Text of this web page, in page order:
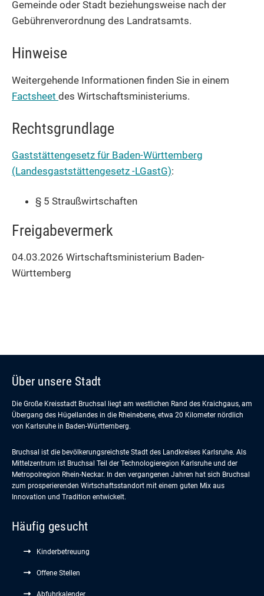
Gemeinde oder Stadt beziehungsweise nach der
Gebührenverordnung des Landratsamts.
Hinweise
Weitergehende Informationen finden Sie in einem
Factsheet des Wirtschaftsministeriums.
Rechtsgrundlage
Gaststättengesetz für Baden-Württemberg
(Landesgaststättengesetz -LGastG):
§ 5 Straußwirtschaften
Freigabevermerk
04.03.2026 Wirtschaftsministerium Baden-
Württemberg
Über unsere Stadt
Die Große Kreisstadt Bruchsal liegt am westlichen Rand des Kraichgaus, am
Übergang des Hügellandes in die Rheinebene, etwa 20 Kilometer nördlich
von Karlsruhe in Baden-Württemberg.
Bruchsal ist die bevölkerungsreichste Stadt des Landkreises Karlsruhe. Als
Mittelzentrum ist Bruchsal Teil der Technologieregion Karlsruhe und der
Metropolregion Rhein-Neckar. In den vergangenen Jahren hat sich Bruchsal
zum prosperierenden Wirtschaftsstandort mit einem guten Mix aus
Innovation und Tradition entwickelt.
Häufig gesucht
Kinderbetreuung
Offene Stellen
Abfuhrkalender